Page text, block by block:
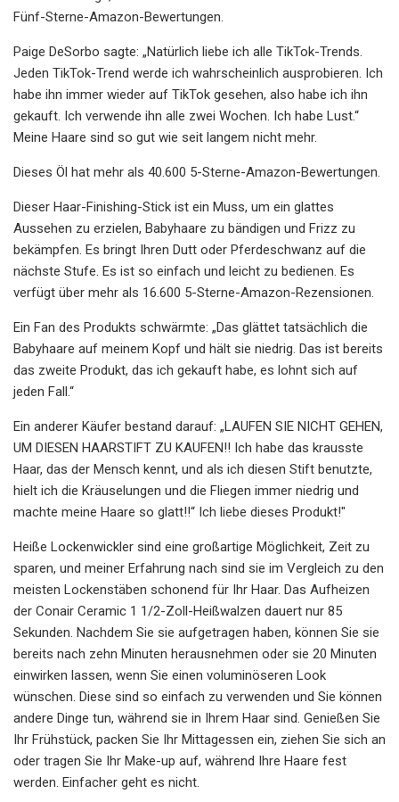
Fünf-Sterne-Amazon-Bewertungen.
Paige DeSorbo sagte: „Natürlich liebe ich alle TikTok-Trends.
Jeden TikTok-Trend werde ich wahrscheinlich ausprobieren. Ich
habe ihn immer wieder auf TikTok gesehen, also habe ich ihn
gekauft. Ich verwende ihn alle zwei Wochen. Ich habe Lust.“
Meine Haare sind so gut wie seit langem nicht mehr.
Dieses Öl hat mehr als 40.600 5-Sterne-Amazon-Bewertungen.
Dieser Haar-Finishing-Stick ist ein Muss, um ein glattes
Aussehen zu erzielen, Babyhaare zu bändigen und Frizz zu
bekämpfen. Es bringt Ihren Dutt oder Pferdeschwanz auf die
nächste Stufe. Es ist so einfach und leicht zu bedienen. Es
verfügt über mehr als 16.600 5-Sterne-Amazon-Rezensionen.
Ein Fan des Produkts schwärmte: „Das glättet tatsächlich die
Babyhaare auf meinem Kopf und hält sie niedrig. Das ist bereits
das zweite Produkt, das ich gekauft habe, es lohnt sich auf
jeden Fall.“
Ein anderer Käufer bestand darauf: „LAUFEN SIE NICHT GEHEN,
UM DIESEN HAARSTIFT ZU KAUFEN!! Ich habe das krausste
Haar, das der Mensch kennt, und als ich diesen Stift benutzte,
hielt ich die Kräuselungen und die Fliegen immer niedrig und
machte meine Haare so glatt!!“ Ich liebe dieses Produkt!"
Heiße Lockenwickler sind eine großartige Möglichkeit, Zeit zu
sparen, und meiner Erfahrung nach sind sie im Vergleich zu den
meisten Lockenstäben schonend für Ihr Haar. Das Aufheizen
der Conair Ceramic 1 1/2-Zoll-Heißwalzen dauert nur 85
Sekunden. Nachdem Sie sie aufgetragen haben, können Sie sie
bereits nach zehn Minuten herausnehmen oder sie 20 Minuten
einwirken lassen, wenn Sie einen voluminöseren Look
wünschen. Diese sind so einfach zu verwenden und Sie können
andere Dinge tun, während sie in Ihrem Haar sind. Genießen Sie
Ihr Frühstück, packen Sie Ihr Mittagessen ein, ziehen Sie sich an
oder tragen Sie Ihr Make-up auf, während Ihre Haare fest
werden. Einfacher geht es nicht.